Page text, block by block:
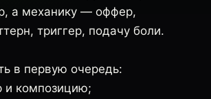
а механику — оффер,
триггер, подачу боли.
в первую очередь:
композицию;